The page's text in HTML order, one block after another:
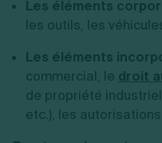
Les éléments
les outils, les
Les éléments
commercial, le droit
de propriété
etc.), les